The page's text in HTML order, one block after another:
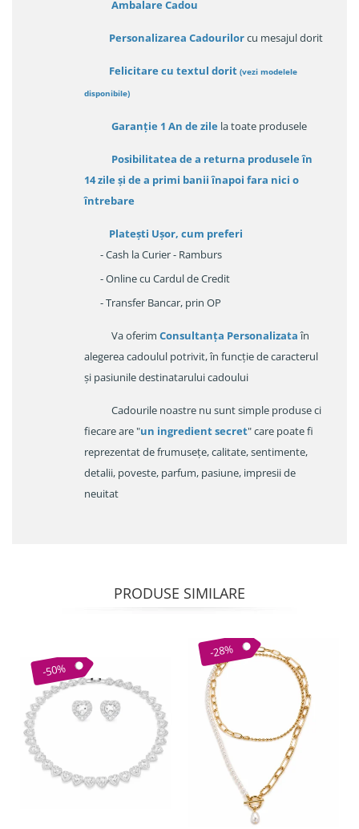
Ambalare Cadou
Personalizarea Cadourilorcu mesajul dorit
Felicitare cu textul dorit (vezi modelele
disponibile)
Garanție 1 An de zile la toate produsele
Posibilitatea de a returna produsele în
14 zileși de a primi banii înapoi fara nici o
întrebare
Platești Ușor, cum preferi
- Cash la Curier - Ramburs
- Online cu Cardul de Credit
- Transfer Bancar, prin OP
Va oferim Consultanța Personalizataîn
alegerea cadoulul potrivit, în funcție de caracterul
și pasiunile destinatarului cadoului
Cadourile noastre nu sunt simple produse ci
fiecare are "un ingredient secret" care poate fi
reprezentat de frumusețe, calitate, sentimente,
detalii, poveste, parfum, pasiune, impresii de
neuitat
PRODUSE SIMILARE
-50%
-28%